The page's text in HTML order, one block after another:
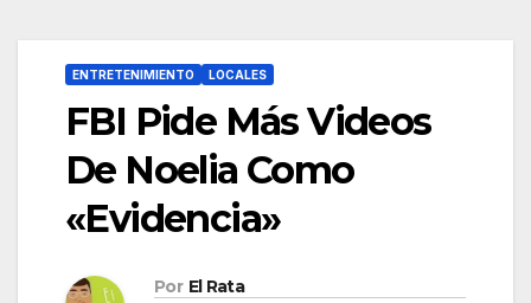
ENTRETENIMIENTO LOCALES
FBI Pide Más Videos
De Noelia Como
«Evidencia»
Por El Rata